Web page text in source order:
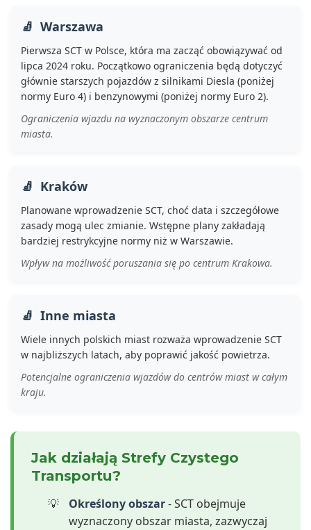
Warszawa
Pierwsza SCT w Polsce, która ma zacząć obowiązywać od
lipca 2024 roku. Początkowo ograniczenia będą dotyczyć
głównie starszych pojazdów z silnikami Diesla (poniżej
normy Euro 4) i benzynowymi (poniżej normy Euro 2).
Ograniczenia wjazdu na wyznaczonym obszarze centrum
miasta.
Kraków
Planowane wprowadzenie SCT, choć data i szczegółowe
zasady mogą ulec zmianie. Wstępne plany zakładają
bardziej restrykcyjne normy niż w Warszawie.
Wpływ na możliwość poruszania się po centrum Krakowa.
Inne miasta
Wiele innych polskich miast rozważa wprowadzenie SCT
w najbliższych latach, aby poprawić jakość powietrza.
Potencjalne ograniczenia wjazdów do centrów miast w całym
kraju.
Jak działają Strefy Czystego
Transportu?
Określony obszar- SCT obejmuje
wyznaczony obszar miasta, zazwyczaj